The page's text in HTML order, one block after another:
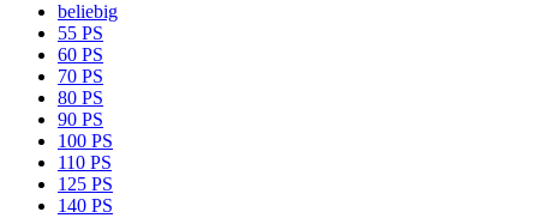
beliebig
55 PS
60 PS
70 PS
80 PS
90 PS
100 PS
110 PS
125 PS
140 PS